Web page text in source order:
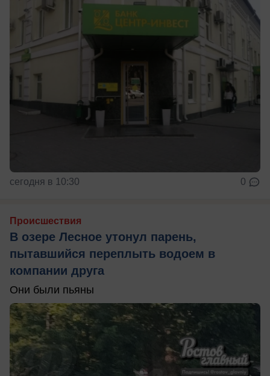
сегодня в 10:30 0
Происшествия
В озере Лесное утонул парень,
пытавшийся переплыть водоем в
компании друга
Они были пьяны